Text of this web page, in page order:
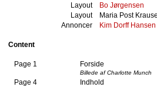
Layout
Bo Jørgensen
Layout
Maria Post
Annoncer
Kim Dorff Hansen
Content
Page 1 Forside
Billede af Charlotte Munch
Page 4
Indhold